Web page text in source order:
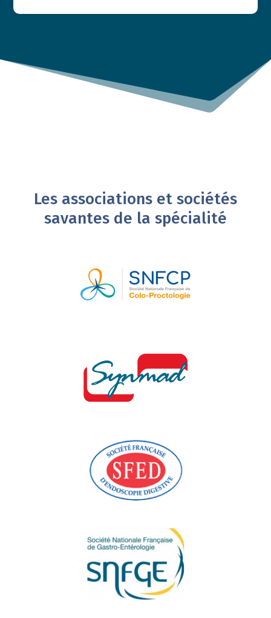
Les associations et sociétés
savantes de la spécialité